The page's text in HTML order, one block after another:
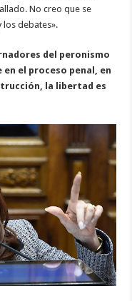
No creo que se
los debates».
del peronismo
el proceso penal, en
la libertad es